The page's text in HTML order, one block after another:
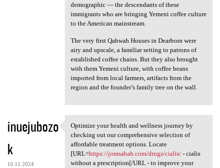
demographic — the descendants of these
immigrants who are bringing Yemeni coffee culture
to the American mainstream.
The very first Qahwah Houses in Dearborn were
airy and upscale, a familiar setting to patrons of
established coffee chains. But they also brought
with them Yemeni culture, with coffee beans
imported from local farmers, artifacts from the
region and the founder’s family tree on the wall.
inuejubozo
k
10.11.2024
Optimize your health and
Optimize your health and wellness journey by
checking out our comprehensive selection of
affordable treatment options. Locate
[URL=https://jomsabah.com/drugs/cialis/- cialis
without a prescription[/URL - to improve your